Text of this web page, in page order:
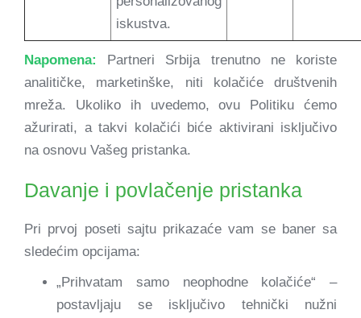
iskustva.
Napomena:
Partneri Srbija trenutno ne koriste
analitičke, marketinške, niti kolačiće društvenih
mreža. Ukoliko ih uvedemo, ovu Politiku ćemo
ažurirati, a takvi kolačići biće aktivirani isključivo
na osnovu Vašeg pristanka.
Davanje i povlačenje pristanka
Pri prvoj poseti sajtu prikazaće vam se baner sa
sledećim opcijama:
„Prihvatam samo neophodne kolačiće“ –
postavljaju se isključivo tehnički nužni